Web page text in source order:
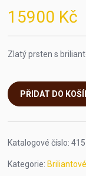
15900 Kč
Zlatý prsten s
PŘIDAT DO
Katalogové číslo:
Kategorie: